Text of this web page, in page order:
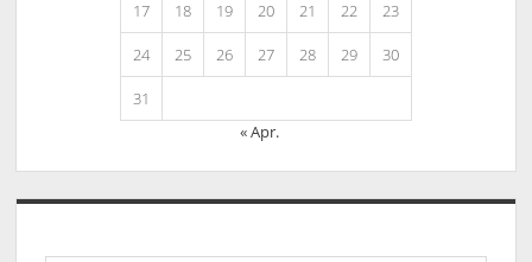
17 18 19 20 21 22 23
24 25 26 27 28 29 30
31
« Apr.